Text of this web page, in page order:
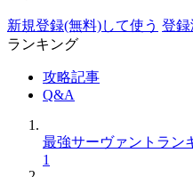
新規登録(無料)して使う 登
ランキング
攻略記事
Q&A
最強サーヴァントラン
1